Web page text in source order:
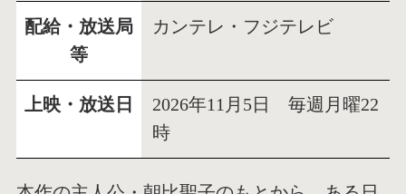
配給・放送局
等
カンテレ・フジテレビ
上映・放送日
2026年11月5日 毎週月曜22
時